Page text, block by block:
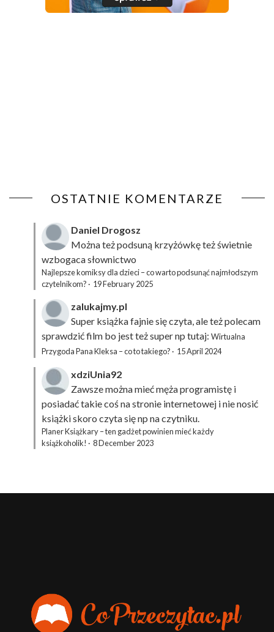
OSTATNIE KOMENTARZE
Daniel Drogosz
Można też podsuną krzyżówkęteż świetnie
wzbogaca słownictwo
Najlepsze komiksy dla dzieci – co warto podsunąć najmłodszym
czytelnikom? · 19 February 2025
zalukajmy.pl
Super książka fajnie się czyta, ale też polecam
sprawdzić film bo jest też super np tutaj: Wirtualna
Przygoda Pana Kleksa – co to takiego? · 15 April 2024
xdziUnia92
Zawsze można mieć męża programistę i
posiadać takie coś na stronie internetowej i nie nosić
książki skoro czyta się np na czytniku.
Planer Książkary – ten gadżet powinien mieć każdy
książkoholik! · 8 December 2023